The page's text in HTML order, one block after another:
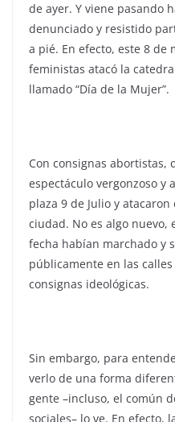
de ayer. Y viene pasando
denunciado y resistido
a pié. En efecto, este 8
feministas atacó la
llamado “Día de la Mujer”.
Con consignas abortistas,
espectáculo vergonzoso y
plaza 9 de Julio y
ciudad. No es algo nuevo,
fecha habían marchado y
públicamente en las
consignas ideológicas.
Sin embargo, para
verlo de una forma
gente –incluso, el común
sociales– lo ve. En efecto,